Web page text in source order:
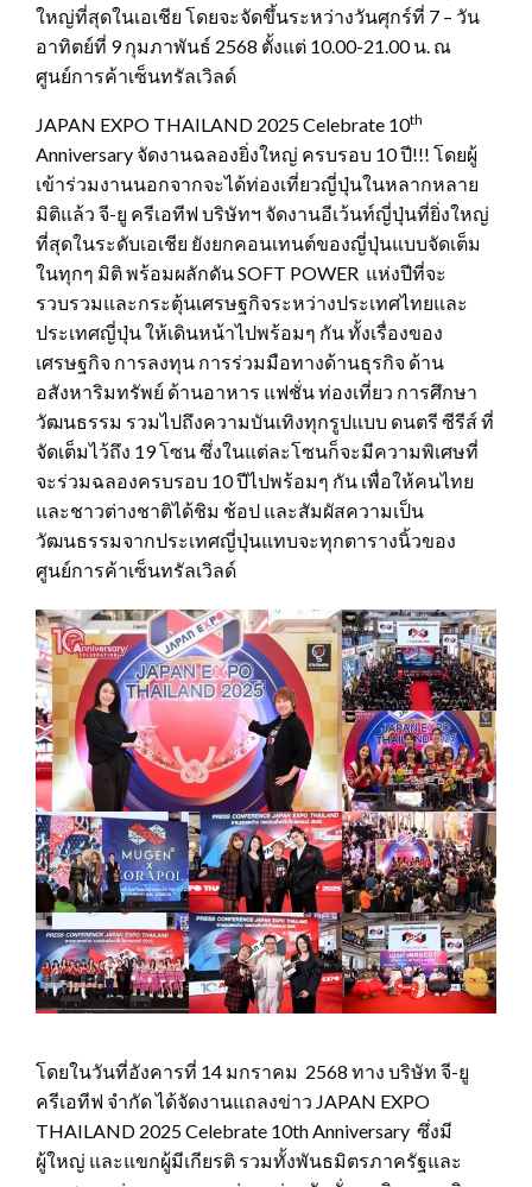
ใหญ่ที่สุดในเอเชีย โดยจะจัดขึ้นระหว่างวันศุกร์ที่ 7 – วัน
อาทิตย์ที่ 9 กุมภาพันธ์ 2568 ตั้งแต่ 10.00-21.00 น. ณ
ศูนย์การค้าเซ็นทรัลเวิลด์
JAPAN EXPO THAILAND 2025 Celebrate 10th
Anniversary จัดงานฉลองยิ่งใหญ่ ครบรอบ 10 ปี!!! โดยผู้
เข้าร่วมงานนอกจากจะได้ท่องเที่ยวญี่ปุ่นในหลากหลาย
มิติแล้ว จี-ยู ครีเอทีฟ บริษัทฯ จัดงานอีเว้นท์ญี่ปุ่นที่ยิ่งใหญ่
ที่สุดในระดับเอเชีย ยังยกคอนเทนต์ของญี่ปุ่นแบบจัดเต็ม
ในทุกๆ มิติ พร้อมผลักดัน SOFT POWER แห่งปีที่จะ
รวบรวมและกระตุ้นเศรษฐกิจระหว่างประเทศไทยและ
ประเทศญี่ปุ่น ให้เดินหน้าไปพร้อมๆ กัน ทั้งเรื่องของ
เศรษฐกิจ การลงทุน การร่วมมือทางด้านธุรกิจ ด้าน
อสังหาริมทรัพย์ ด้านอาหาร แฟชั่น ท่องเที่ยว การศึกษา
วัฒนธรรม รวมไปถึงความบันเทิงทุกรูปแบบ ดนตรี ซีรีส์ ที่
จัดเต็มไว้ถึง 19 โซน ซึ่งในแต่ละโซนก็จะมีความพิเศษที่
จะร่วมฉลองครบรอบ 10 ปีไปพร้อมๆ กัน เพื่อให้คนไทย
และชาวต่างชาติได้ชิม ช้อป และสัมผัสความเป็น
วัฒนธรรมจากประเทศญี่ปุ่นแทบจะทุกตารางนิ้วของ
ศูนย์การค้าเซ็นทรัลเวิลด์
โดยในวันที่อังคารที่ 14 มกราคม 2568 ทาง บริษัท จี-ยู
ครีเอทีฟ จำกัด ได้จัดงานแถลงข่าว JAPAN EXPO
THAILAND 2025 Celebrate 10th Anniversary ซึ่งมี
ผู้ใหญ่ และแขกผู้มีเกียรติ รวมทั้งพันธมิตรภาครัฐและ